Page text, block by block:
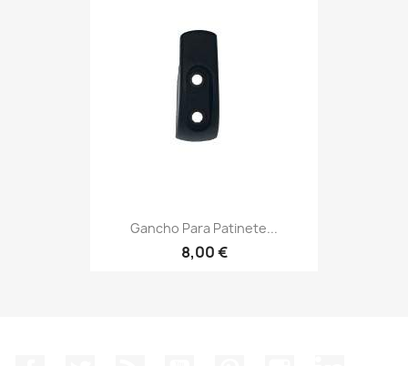
Gancho Para Patinete...
8,00 €